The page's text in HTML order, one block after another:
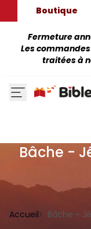
Boutique
Fermeture
Les
traitées à
Bâche -
Accueil Bâche -